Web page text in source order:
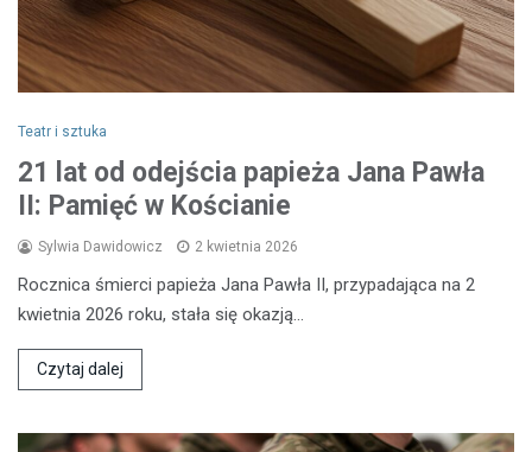
Teatr i sztuka
21 lat od odejścia papieża Jana Pawła
II: Pamięć w Kościanie
Sylwia Dawidowicz 2 kwietnia 2026
Rocznica śmierci papieża Jana Pawła II, przypadająca na 2
kwietnia 2026 roku, stała się okazją…
Czytaj dalej